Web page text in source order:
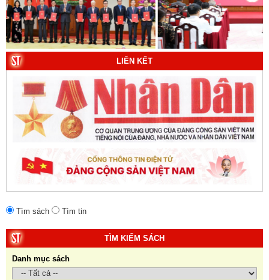
của dân tộc Việt Nam. Tác giả: TS. Vũ Trọng Hùng
(Viện Lịch sử Đảng).
10. Một vành đai, một con đường: Hành trình dài của
Trung Quốc đến năm 2049 (Sách tham khảo).Tác
giả:
Michael H. Glantz, Robert J. Ross và Gavin G.
Daugherty (Đồng tác giả).
LIÊN KẾT
Tìm sách Tìm tin
TÌM KIẾM SÁCH
Danh mục sách